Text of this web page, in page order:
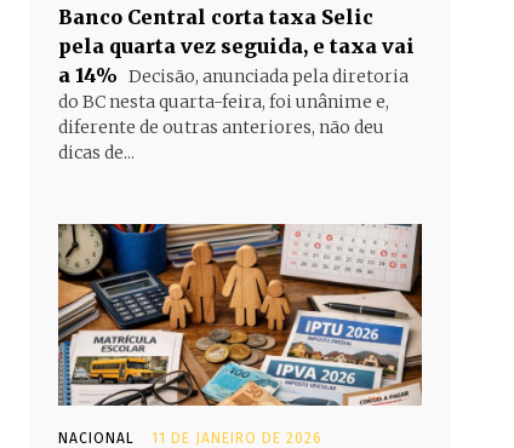
Banco Central corta taxa Selic
pela quarta vez seguida, e taxa vai
a 14% Decisão, anunciada pela diretoria
do BC nesta quarta-feira, foi unânime e,
diferente de outras anteriores, não deu
dicas de...
NACIONAL 11 DE JANEIRO DE 2026